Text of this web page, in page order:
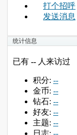
打个招呼
发送消息
统计信息
已有 -- 人来访过
积分: --
金币: --
钻石: --
好友: --
主题: --
日志: --